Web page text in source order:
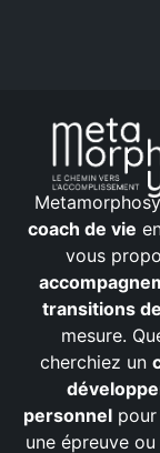
coach de vie
vous
transitions
mesure.
cherchiez un
personnel
une épreuve